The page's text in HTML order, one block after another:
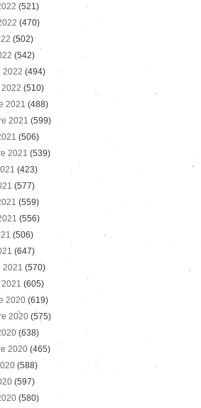
(521)
(470)
(502)
(542)
2022 (494)
(510)
2021 (488)
2021 (599)
(506)
2021 (539)
(423)
(577)
(559)
(556)
(506)
(647)
2021 (570)
(605)
2020 (619)
2020 (575)
(638)
2020(465)
(588)
(597)
(580)